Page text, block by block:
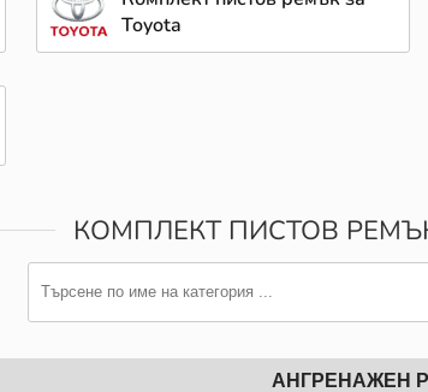
Toyota
КОМПЛЕКТ ПИСТОВ
АНГРЕНАЖЕН